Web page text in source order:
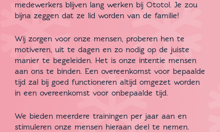
medewerkers blijven lang werken bij Ototol. Je zou
bijna zeggen dat ze lid worden van de familie!
Wij zorgen voor onze mensen, proberen hen te
motiveren, uit te dagen en zo nodig op de juiste
manier te begeleiden. Het is onze intentie mensen
aan ons te binden. Een overeenkomst voor bepaalde
tijd zal bij goed functioneren altijd omgezet worden
in een overeenkomst voor onbepaalde tijd.
We bieden meerdere trainingen per jaar aan en
stimuleren onze mensen hieraan deel te nemen.